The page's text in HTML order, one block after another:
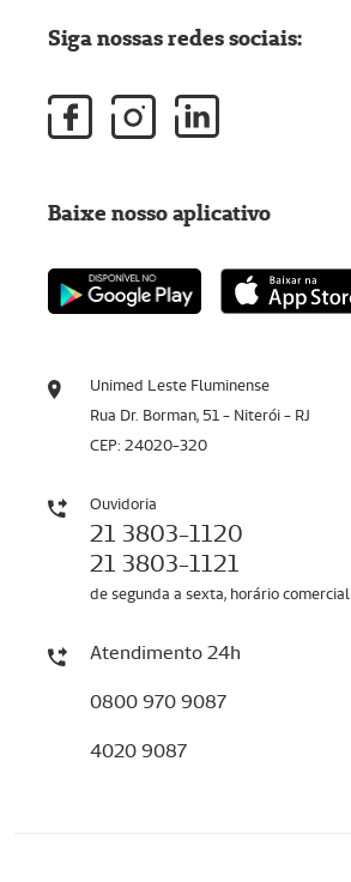
Unimed Leste Fluminense
Rua Dr. Borman, 51 - Niterói - RJ
CEP: 24020-320
Ouvidoria
21 3803-1120
21 3803-1121
de segunda a sexta, horário comercial
Atendimento 24h
0800 970 9087
4020 9087
Siga nossas redes sociais:
Baixe nosso aplicativo